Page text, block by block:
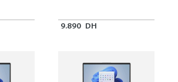
9.890 DH